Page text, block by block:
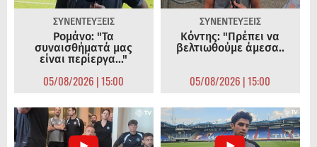
ΣΥΝΕΝΤΕΥΞΕΙΣ
Ρομάνο: "Τα
συναισθήματά μας
είναι περίεργα..."
05/08/2026 | 15:00
ΣΥΝΕΝΤΕΥΞΕΙΣ
Κόντης: "Πρέπει να
βελτιωθούμε άμεσα..
05/08/2026 | 15:00